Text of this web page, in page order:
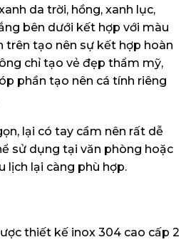
da trời, hồng, xanh lục,
bên dưới kết hợp với màu
trên tạo nên sự kết hợp hoàn
chỉ tạo vẻ đẹp thẩm mỹ,
phần tạo nên cá tính riêng
lại có tay cầm nên rất dễ
sử dụng tại văn phòng hoặc
lịch lại càng phù hợp.
thiết kế inox 304 cao cấp 2